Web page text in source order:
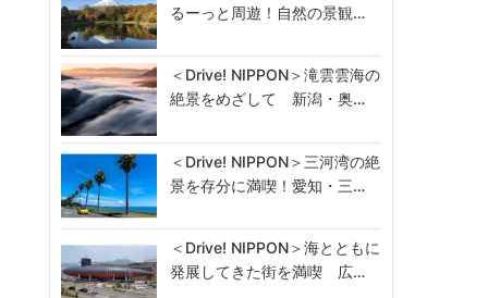
るーっと周遊！自然の景観…
＜Drive! NIPPON＞滝雲雲海の
絶景をめざして 新潟・奥…
＜Drive! NIPPON＞三河湾の絶
景を存分に満喫！愛知・三…
＜Drive! NIPPON＞海とともに
発展してきた街を満喫 広…